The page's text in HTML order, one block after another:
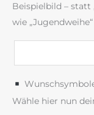
Beispielbild – statt
wie
Wähle hier nun